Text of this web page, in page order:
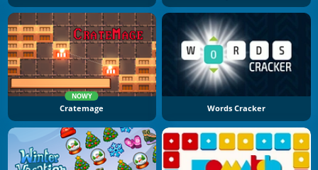
NOWY
Cratemage Words Cracker